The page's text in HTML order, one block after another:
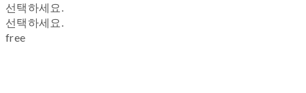
선택하세요.
선택하세요.
free